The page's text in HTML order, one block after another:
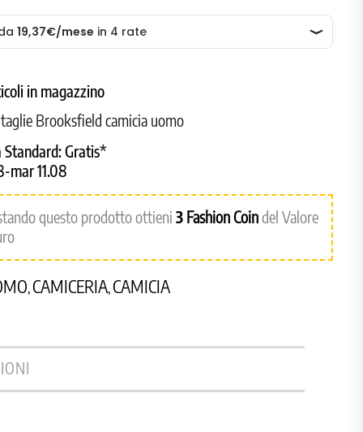
in magazzino
Brooksfield camicia uomo
Standard:Gratis*
mar 11.08
questo prodotto ottieni3 Fashion Coindel Valore
, CAMICERIA, CAMICIA